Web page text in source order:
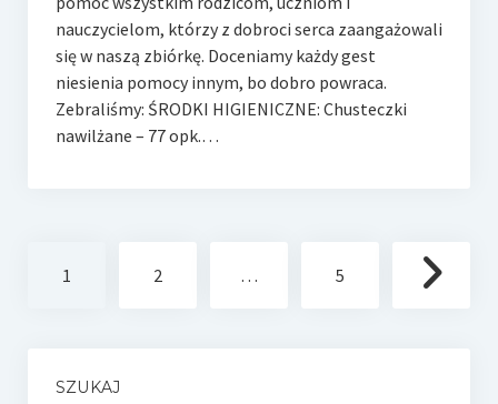
nauczycielom, którzy z dobroci serca zaangażowali
się w naszą zbiórkę. Doceniamy każdy gest
niesienia pomocy innym, bo dobro powraca.
Zebraliśmy: ŚRODKI HIGIENICZNE: Chusteczki
nawilżane – 77 opk.…
wpisów
1 2 … 5
SZUKAJ